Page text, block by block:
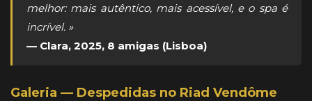
melhor: mais autêntico, mais acessível, e o spa é
incrível. »
— Clara, 2025, 8 amigas (Lisboa)
Galeria — Despedidas no Riad Vendôme